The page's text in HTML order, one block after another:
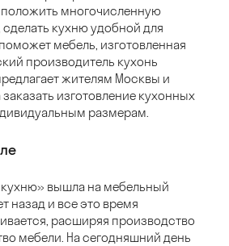
многочисленную
кухню удобной для
мебель, изготовленная
производитель кухонь
жителям Москвы и
заказать изготовление кухонных
размерам.
вышла на мебельный
назад и все это время
расширяя производство
мебели. На сегодняшний день